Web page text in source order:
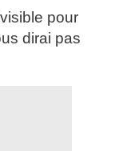
pour
dirai pas